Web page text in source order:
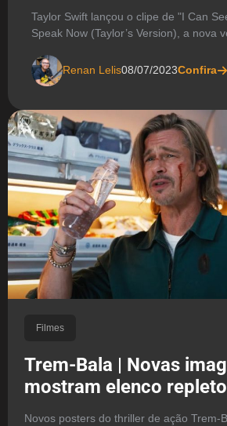
Taylor Swift lançou o clipe de "I Can
Speak Now (Taylor’s Version), a nova
Renan Lelis08/07/2023Confira
Filmes
Trem-Bala | Novas
mostram elenco
Novos posters do thriller de ação Trem-